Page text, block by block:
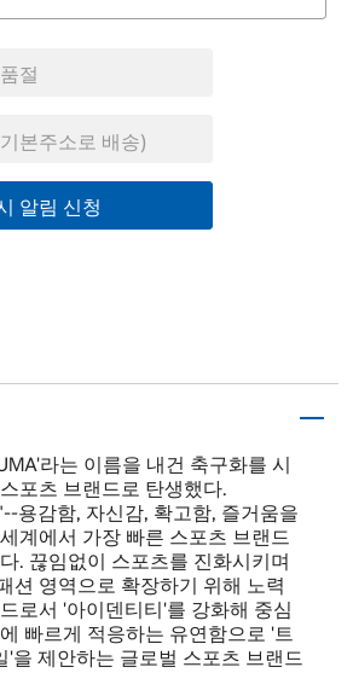
품절
본주소로 배송)
알림 신청
라는 이름을 내건 축구화를 시
포츠 브랜드로 탄생했다.
용감함, 자신감, 확고함, 즐거움을
계에서 가장 빠른 스포츠 브랜드
. 끊임없이 스포츠를 진화시키며
션 영역으로 확장하기 위해 노력
로서 '아이덴티티'를 강화해 중심
빠르게 적응하는 유연함으로 '트
'을 제안하는 글로벌 스포츠 브랜드